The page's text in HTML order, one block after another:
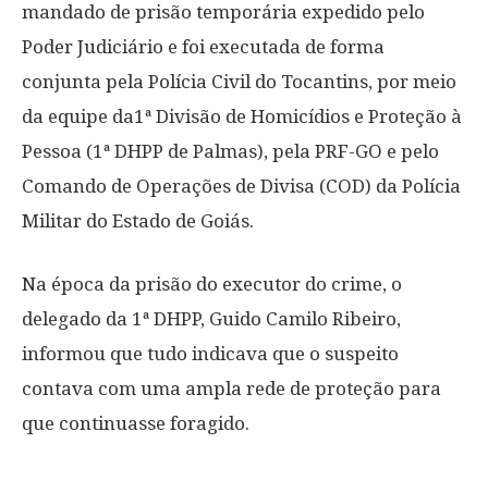
mandado de prisão temporária expedido pelo
Poder Judiciário e foi executada de forma
conjunta pela Polícia Civil do Tocantins, por meio
da equipe da1ª Divisão de Homicídios e Proteção à
Pessoa (1ª DHPP de Palmas), pela PRF-GO e pelo
Comando de Operações de Divisa (COD) da Polícia
Militar do Estado de Goiás.
Na época da prisão do executor do crime, o
delegado da 1ª DHPP, Guido Camilo Ribeiro,
informou que tudo indicava que o suspeito
contava com uma ampla rede de proteção para
que continuasse foragido.